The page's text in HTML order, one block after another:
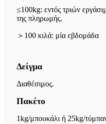
≤100kg: εντός τριών
της πληρωμής.
＞ 100 κιλά: μία εβδομάδα
Δείγμα
Διαθέσιμος.
Πακέτο
1kg/μπουκάλι ή 25kg/